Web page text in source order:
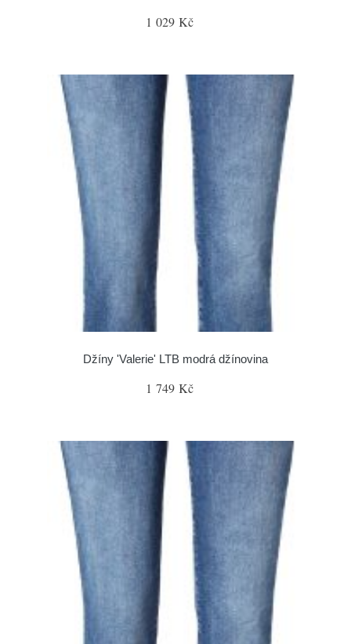
1 029 Kč
Džíny 'Valerie' LTB modrá džínovina
1 749 Kč